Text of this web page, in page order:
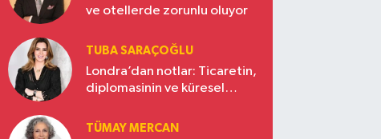
ve otellerde zorunlu oluyor
TUBA SARAÇOĞLU
Londra’dan notlar: Ticaretin,
diplomasinin ve küresel
Türkiye’nin yükselen gücü
TÜMAY MERCAN